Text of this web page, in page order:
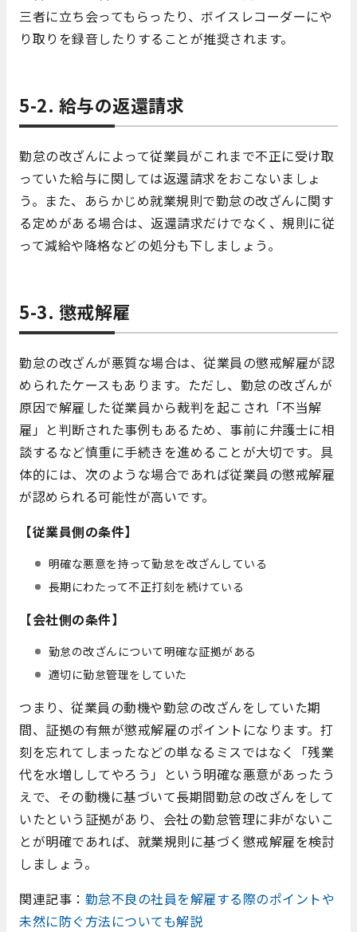
三者に立ち会ってもらったり、ボイスレコーダーにや
り取りを録音したりすることが推奨されます。
5-2. 給与の返還請求
勤怠の改ざんによって従業員がこれまで不正に受け取
っていた給与に関しては返還請求をおこないましょ
う。また、あらかじめ就業規則で勤怠の改ざんに関す
る定めがある場合は、返還請求だけでなく、規則に従
って減給や降格などの処分も下しましょう。
5-3. 懲戒解雇
勤怠の改ざんが悪質な場合は、従業員の懲戒解雇が認
められたケースもあります。ただし、勤怠の改ざんが
原因で解雇した従業員から裁判を起こされ「不当解
雇」と判断された事例もあるため、事前に弁護士に相
談するなど慎重に手続きを進めることが大切です。具
体的には、次のような場合であれば従業員の懲戒解雇
が認められる可能性が高いです。
【従業員側の条件】
明確な悪意を持って勤怠を改ざんしている
長期にわたって不正打刻を続けている
【会社側の条件】
勤怠の改ざんについて明確な証拠がある
適切に勤怠管理をしていた
つまり、従業員の動機や勤怠の改ざんをしていた期
間、証拠の有無が懲戒解雇のポイントになります。打
刻を忘れてしまったなどの単なるミスではなく「残業
代を水増ししてやろう」という明確な悪意があったう
えで、その動機に基づいて長期間勤怠の改ざんをして
いたという証拠があり、会社の勤怠管理に非がないこ
とが明確であれば、就業規則に基づく懲戒解雇を検討
しましょう。
関連記事： 勤怠不良の社員を解雇する際のポイントや
未然に防ぐ方法についても解説